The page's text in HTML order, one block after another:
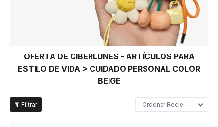
OFERTA DE CIBERLUNES - ARTÍCULOS PARA
ESTILO DE VIDA > CUIDADO PERSONAL COLOR
BEIGE
Recientes